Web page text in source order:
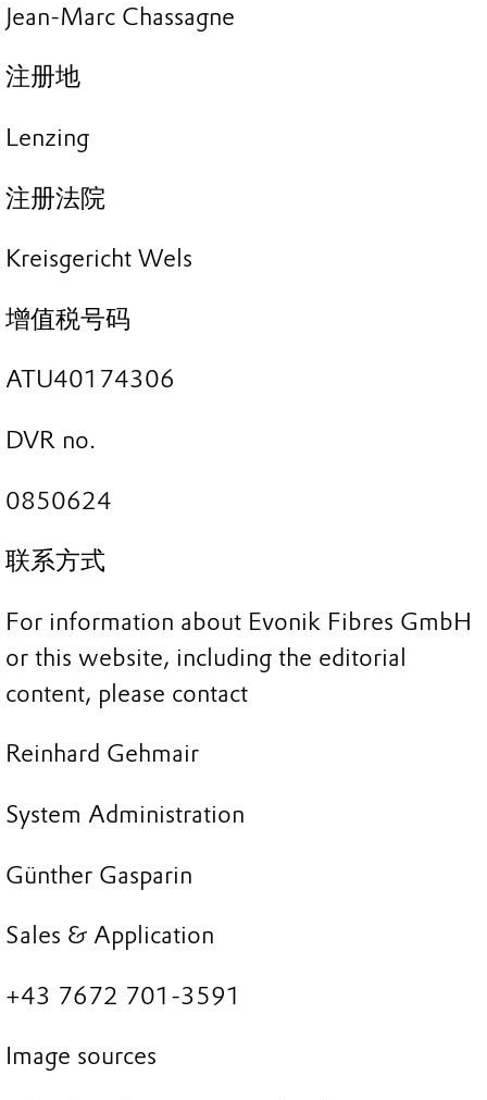
Jean-Marc Chassagne
注册地
Lenzing
注册法院
Kreisgericht Wels
增值税号码
ATU40174306
DVR no.
0850624
联系方式
For information about Evonik Fibres GmbH
or this website, including the editorial
content, please contact
Reinhard Gehmair
System Administration
Günther Gasparin
Sales & Application
+43 7672 701-3591
Image sources